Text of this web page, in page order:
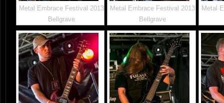
Metal Embrace Festival 2013
Bellgrave
Metal Embrace Festival 2013
Bellgrave
Metal